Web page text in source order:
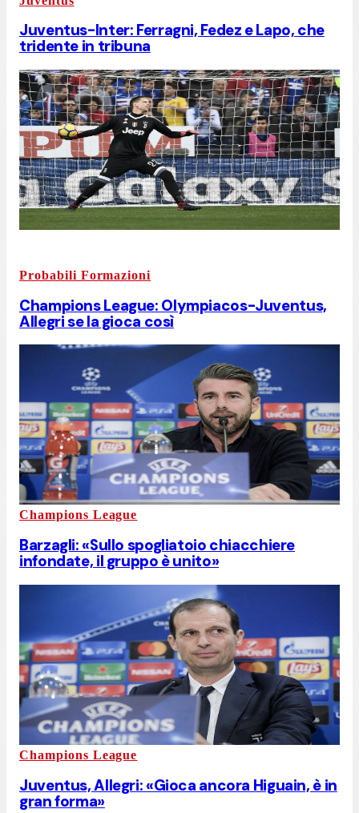
Juventus-Inter: Ferragni, Fedez e Lapo, che
tridente in tribuna
Probabili Formazioni
Champions League: Olympiacos-Juventus,
Allegri se la gioca così
Champions League
Barzagli: «Sullo spogliatoio chiacchiere
infondate, il gruppo è unito»
Champions League
Juventus, Allegri: «Gioca ancora Higuain, è in
gran forma»